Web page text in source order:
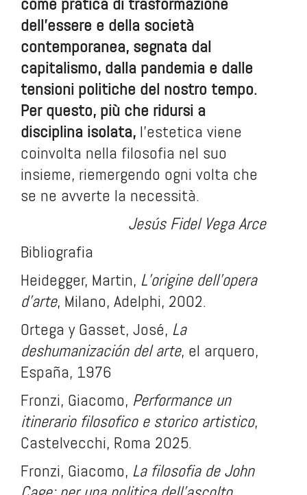
dell’essere e della società
contemporanea, segnata dal
capitalismo, dalla pandemia e dalle
tensioni politiche del nostro tempo.
Per questo, più che ridursi a
disciplina isolata, l’estetica viene
coinvolta nella filosofia nel suo
insieme, riemergendo ogni volta che
se ne avverte la necessità.
Jesús Fidel Vega Arce
Bibliografia
Heidegger, Martin, L’origine dell’opera
d’arte, Milano, Adelphi, 2002.
Ortega y Gasset, José, La
deshumanización del arte, el arquero,
España, 1976
Fronzi, Giacomo, Performance un
itinerario filosofico e storico artistico,
Castelvecchi, Roma 2025.
Fronzi, Giacomo, La filosofia de John